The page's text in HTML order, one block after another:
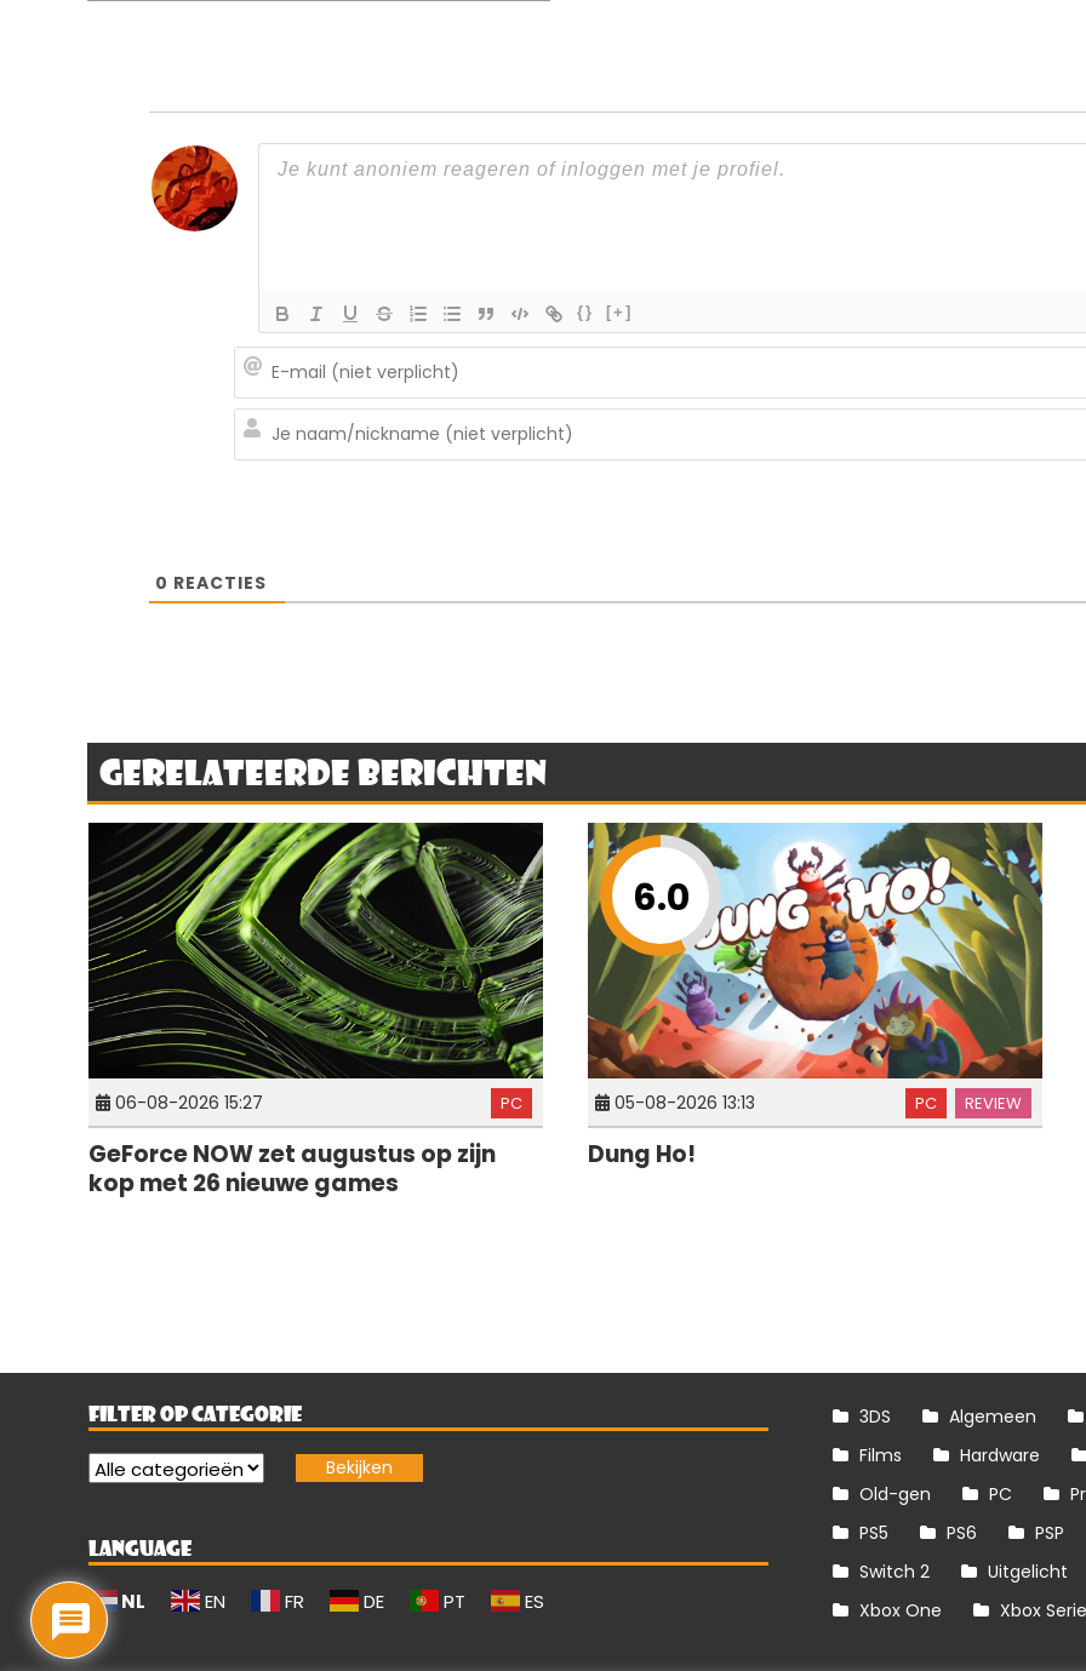
{} [+]
0 REACTIES
Gerelateerde berichten
06-08-2026 15:27 PC
GeForce NOW zet augustus op zijn
kop met 26 nieuwe games
6.0
05-08-2026 13:13 PC REVIEW
Dung Ho!
FILTER OP CATEGORIE
LANGUAGE
NL EN FR DE PT ES
3DS Algemeen
Films
Hardware
Old-gen
PC
PS5
PS6 PSP
Switch 2
Uitgelicht
Xbox One
Xbox